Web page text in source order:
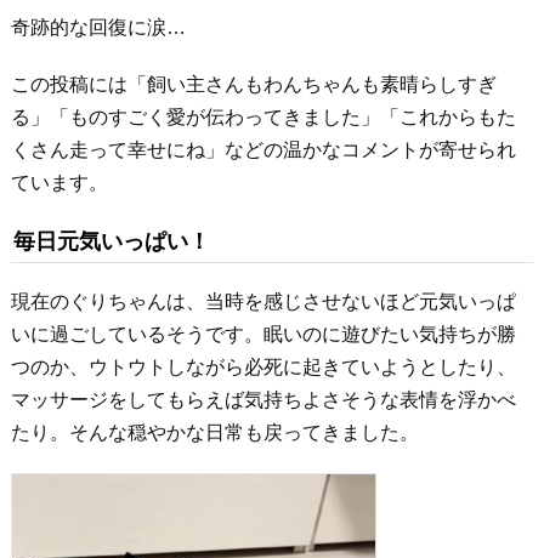
奇跡的な回復に涙…
この投稿には「飼い主さんもわんちゃんも素晴らしすぎ
る」「ものすごく愛が伝わってきました」「これからもた
くさん走って幸せにね」などの温かなコメントが寄せられ
ています。
毎日元気いっぱい！
現在のぐりちゃんは、当時を感じさせないほど元気いっぱ
いに過ごしているそうです。眠いのに遊びたい気持ちが勝
つのか、ウトウトしながら必死に起きていようとしたり、
マッサージをしてもらえば気持ちよさそうな表情を浮かべ
たり。そんな穏やかな日常も戻ってきました。